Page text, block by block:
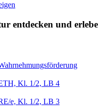
entdecken und
Kl. 1/2, LB 4
e, Kl. 1/2, LB 3